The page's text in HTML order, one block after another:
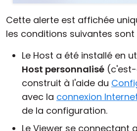
Cette alerte est affichée
les conditions suivantes sont
Le Host a été installé en
Host personnalisé
construit à l'aide du
avec la connexion
de la configuration.
Le Viewer se connectant